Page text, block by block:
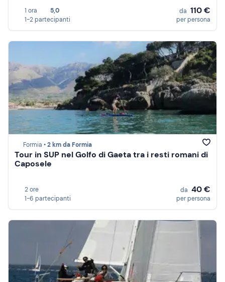
1 ora
5,0
1-2 partecipanti
da 110 €
per persona
Formia •2 km da Formia
Tour in SUP nel Golfo di Gaeta tra i resti romani di
Caposele
2 ore
1-6 partecipanti
da 40 €
per persona